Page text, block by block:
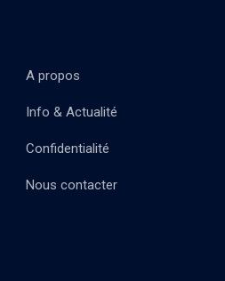
A propos
Info & Actualité
Confidentialité
Nous contacter